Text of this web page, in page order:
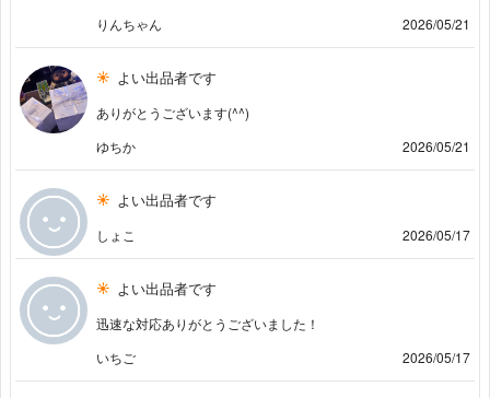
りんちゃん
2026/05/21
よい出品者です
ありがとうございます(^^)
ゆちか
2026/05/21
よい出品者です
しょこ 2026/05/17
よい出品者です
迅速な対応ありがとうございました！
いちご
2026/05/17